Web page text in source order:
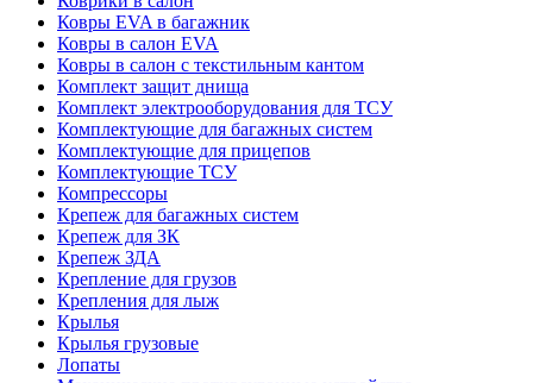
Ковры EVA в багажник
Ковры в салон EVA
Ковры в салон с текстильным кантом
Комплект защит днища
Комплект электрооборудования для ТСУ
Комплектующие для багажных систем
Комплектующие для прицепов
Комплектующие ТСУ
Компрессоры
Крепеж для багажных систем
Крепеж для ЗК
Крепеж ЗДА
Крепление для грузов
Крепления для лыж
Крылья
Крылья грузовые
Лопаты